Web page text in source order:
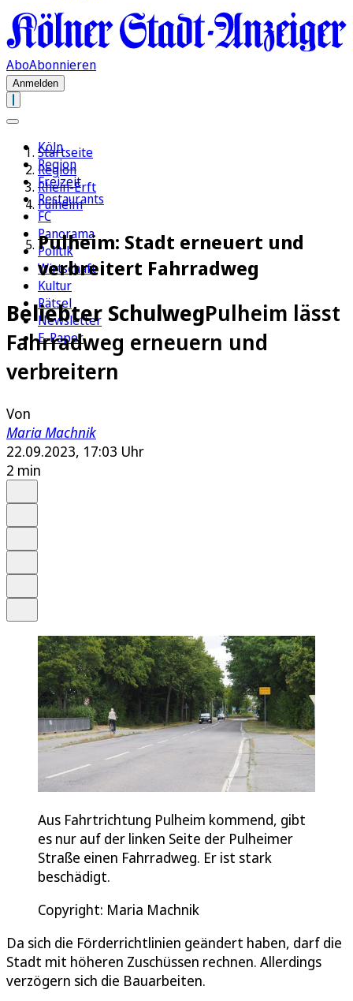
AboAbonnieren
Anmelden
Köln
Region
Freizeit
Restaurants
FC
Panorama
Politik
Wirtschaft
Kultur
Rätsel
Newsletter
E-Paper
Startseite
Region
Rhein-Erft
Pulheim
Pulheim: Stadt erneuert und
verbreitert Fahrradweg
Beliebter SchulwegPulheim lässt
Fahrradweg erneuern und
verbreitern
Von
Maria Machnik
22.09.2023, 17:03 Uhr
2 min
Aus Fahrtrichtung Pulheim kommend, gibt
es nur auf der linken Seite der Pulheimer
Straße einen Fahrradweg. Er ist stark
beschädigt.
Copyright: Maria Machnik
Da sich die Förderrichtlinien geändert haben, darf die
Stadt mit höheren Zuschüssen rechnen. Allerdings
verzögern sich die Bauarbeiten.